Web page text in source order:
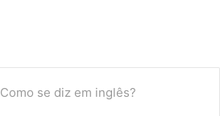
Como se diz em inglês?